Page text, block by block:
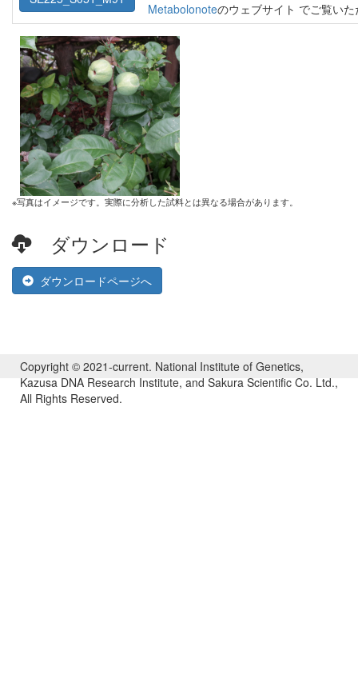
Metabolonoteのウェブサイト でご覧い
※写真はイメージです。実際に分析した試料とは異なる場合があります。
ダウンロード
ダウンロードページへ
Copyright © 2021-current. National Institute of Genetics,
Kazusa DNA Research Institute, and Sakura Scientific Co. Ltd.,
All Rights Reserved.